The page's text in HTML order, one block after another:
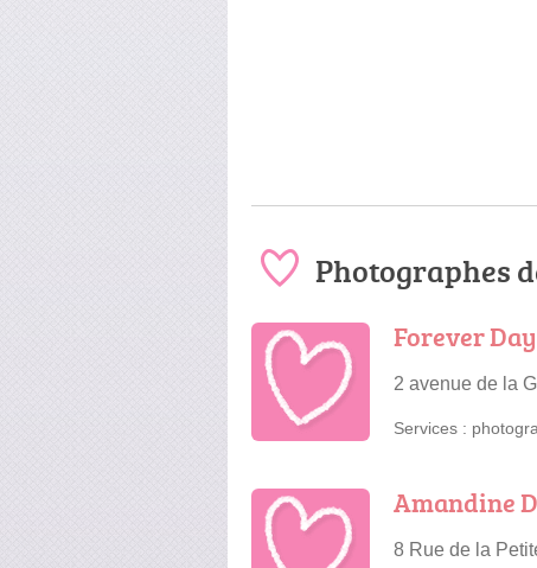
Photographes
Forever
2 avenue de la
Services :
Amandine
8 Rue de la